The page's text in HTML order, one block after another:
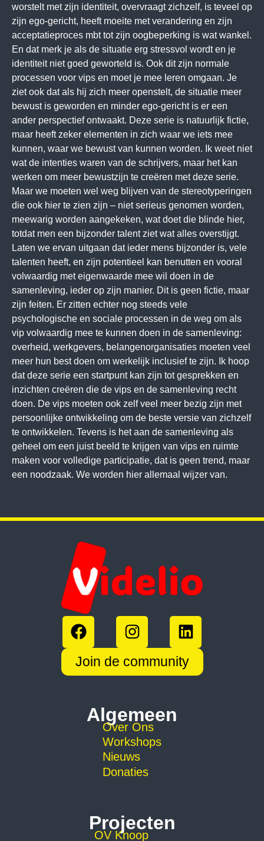
worstelt met zijn identiteit, overvraagt zichzelf, is teveel op
zijn ego-gericht, heeft moeite met verandering en zijn
acceptatieproces mbt tot zijn oogbeperking is wat wankel.
En dat merk je als de situatie erg stressvol wordt en je
identiteit niet goed geworteld is. Ook dit zijn normale
processen voor vips en moet je mee leren omgaan. Je
ziet ook dat als hij zich meer openstelt, de situatie meer
bewust is geworden en minder ego-gericht is er een
ander perspectief ontwaakt. Deze serie is natuurlijk fictie,
maar heeft zeker elementen in zich waar we iets mee
kunnen, waar we bewust van kunnen worden. Ik weet niet
wat de intenties waren van de schrijvers, maar het kan
werken om meer bewustzijn te creëren met deze serie.
Maar we moeten wel weg blijven van de stereotyperingen
die ook hier te zien zijn – niet serieus genomen worden,
meewarig worden aangekeken, wat doet die blinde hier,
totdat men een bijzonder talent ziet wat alles overstijgt.
Laten we ervan uitgaan dat ieder mens bijzonder is, vele
talenten heeft, en zijn potentieel kan benutten en vooral
volwaardig met eigenwaarde mee wil doen in de
samenleving, ieder op zijn manier. Dit is geen fictie, maar
zijn feiten. Er zitten echter nog steeds vele
psychologische en sociale processen in de weg om als
vip volwaardig mee te kunnen doen in de samenleving:
overheid, werkgevers, belangenorganisaties moeten veel
meer hun best doen om werkelijk inclusief te zijn. Ik hoop
dat deze serie een startpunt kan zijn tot gesprekken en
inzichten creëren die de vips en de samenleving recht
doen. De vips moeten ook zelf veel meer bezig zijn met
persoonlijke ontwikkeling om de beste versie van zichzelf
te ontwikkelen. Tevens is het aan de samenleving als
geheel om een juist beeld te krijgen van vips en ruimte
maken voor volledige participatie, dat is geen trend, maar
een noodzaak. We worden hier allemaal wijzer van.
Join de community
Algemeen
Over Ons
Workshops
Nieuws
Donaties
Projecten
OV Knoop